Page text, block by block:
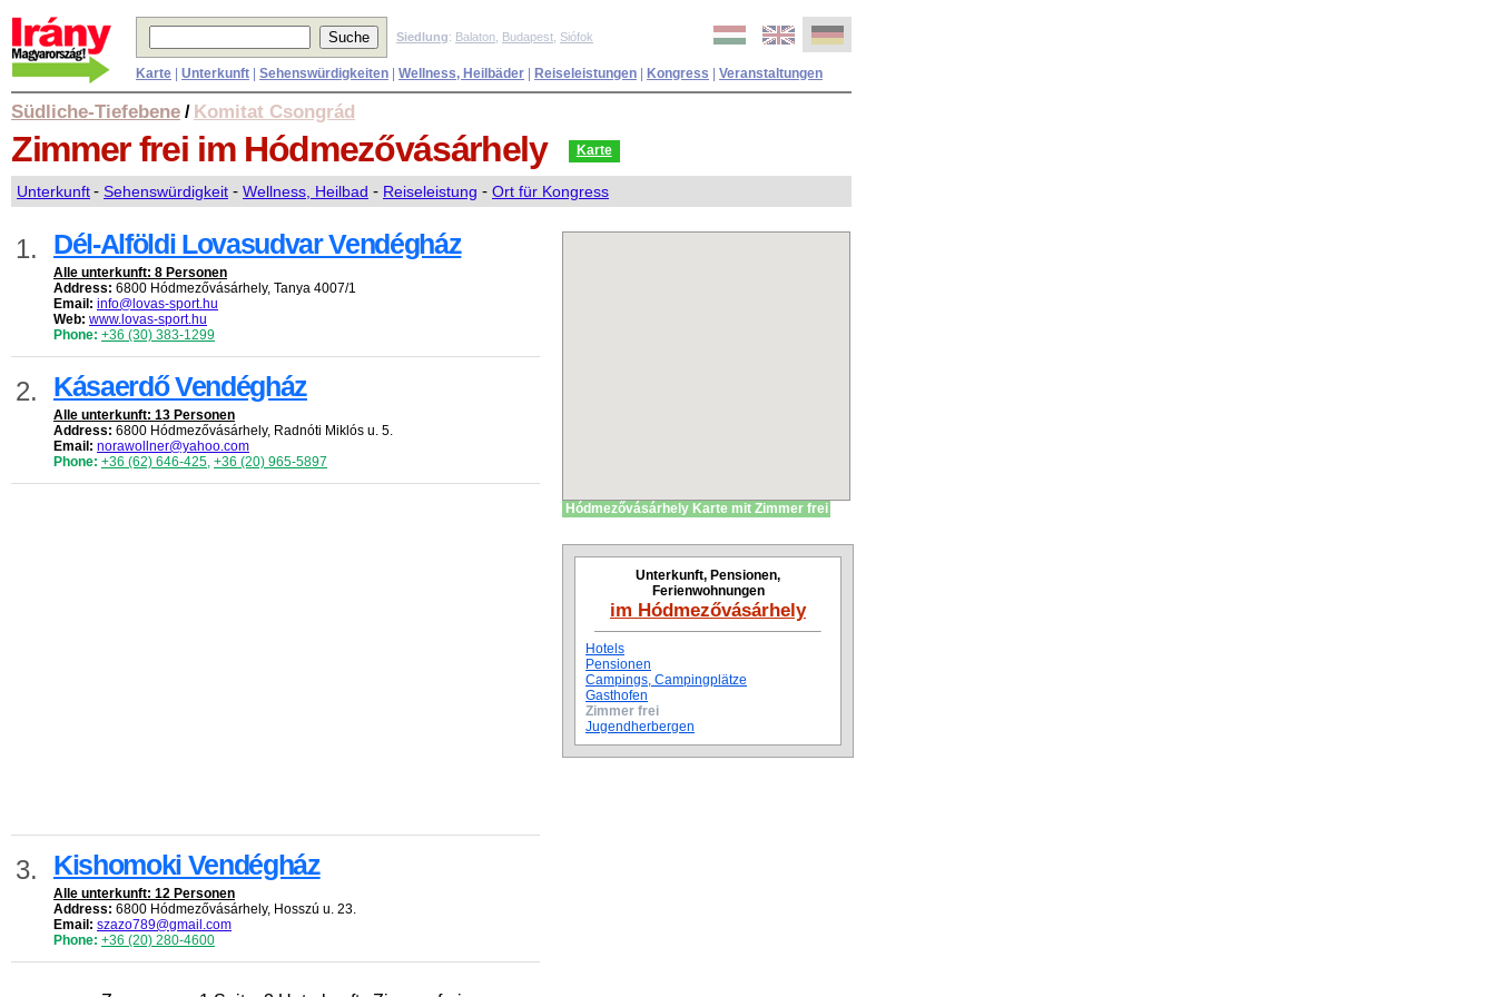
Siedlung: Balaton Budapest Siófok
Karte Unterkunft Sehenswürdigkeiten Wellness, Heilbäder Reiseleistungen Kongress Veranstaltungen
Südliche-Tiefebene / Komitat Csongrád
Zimmer frei im Hódmezővásárhely Karte
Unterkunft- Sehenswürdigkeit - Wellness, Heilbad - Reiseleistung - Ort für Kongress
1. Dél-Alföldi Lovasudvar Vendégház
Alle unterkunft: 8 Personen
Address: 6800 Hódmezővásárhely, Tanya 4007/1
Email: info@lovas-sport.hu
Web: www.lovas-sport.hu
Phone: +36 (30) 383-1299
2. Kásaerdő Vendégház
Alle unterkunft: 13 Personen
Address: 6800 Hódmezővásárhely, Radnóti Miklós u. 5.
Email: norawollner@yahoo.com
Phone: +36 (62) 646-425, +36 (20) 965-5897
3. Kishomoki Vendégház
Alle unterkunft: 12 Personen
Address: 6800 Hódmezővásárhely, Hosszú u. 23.
Email: szazo789@gmail.com
Phone: +36 (20) 280-4600
Hódmezővásárhely Karte mit Zimmer frei
Unterkunft, Pensionen,
Ferienwohnungen
im Hódmezővásárhely
Hotels
Pensionen
Campings, Campingplätze
Gasthofen
Zimmer frei
Jugendherbergen